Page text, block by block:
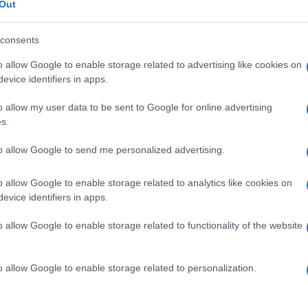
allow Google to enable storage related to advertising like cookies on
identifiers in apps.
allow my user data to be sent to Google for online advertising
allow Google to send me personalized advertising.
allow Google to enable storage related to analytics like cookies on
identifiers in apps.
allow Google to enable storage related to functionality of the website
allow Google to enable storage related to personalization.
ha definito questi risultati come “storici”. Ma
queste vittorie. Se da un lato l’Italia si sta
nel mondo dello sport paralimpico. La visibilità,